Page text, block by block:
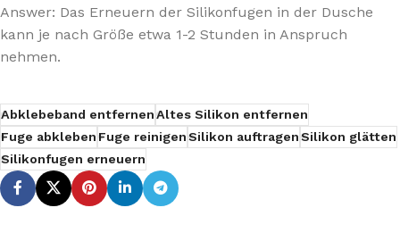
Answer: Das Erneuern der Silikonfugen in der Dusche
kann je nach Größe etwa 1-2 Stunden in Anspruch
nehmen.
Abklebeband entfernenAltes Silikon entfernen
Fuge abklebenFuge reinigenSilikon auftragenSilikon glätten
Silikonfugen erneuern